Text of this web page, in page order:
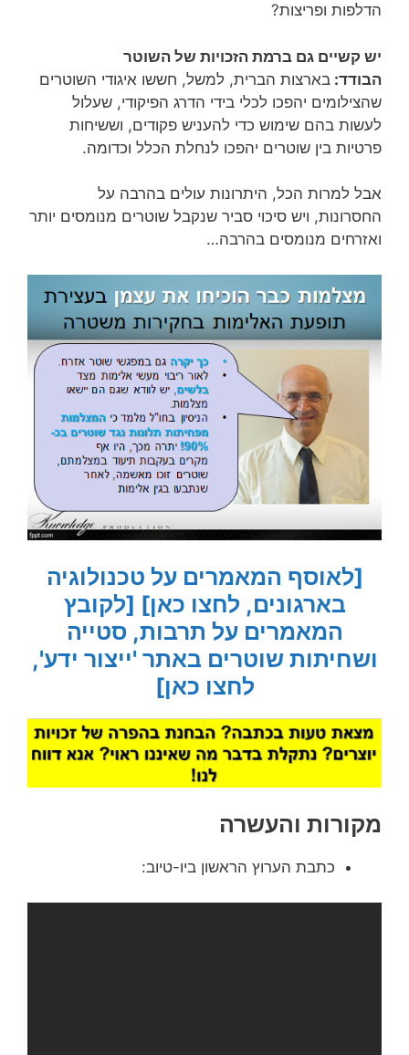
הדלפות ופריצות?
יש קשיים גם ברמת הזכויות של השוטר
הבודד: בארצות הברית, למשל, חששו איגודי השוטרים
שהצילומים יהפכו לכלי בידי הדרג הפיקודי, שעלול
לעשות בהם שימוש כדי להעניש פקודים, וששיחות
פרטיות בין שוטרים יהפכו לנחלת הכלל וכדומה.
אבל למרות הכל, היתרונות עולים בהרבה על
החסרונות, ויש סיכוי סביר שנקבל שוטרים מנומסים יותר
ואזרחים מנומסים בהרבה…
[לאוסף המאמרים על טכנולוגיה
בארגונים, לחצו כאן] [לקובץ
המאמרים על תרבות, סטייה
ושחיתות שוטרים באתר 'ייצור ידע',
לחצו כאן]
מקורות והעשרה
כתבת הערוץ הראשון ביו-טיוב: